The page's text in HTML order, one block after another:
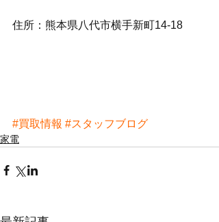
住所：熊本県八代市横手新町14-18
#買取情報 #スタッフブログ
家電